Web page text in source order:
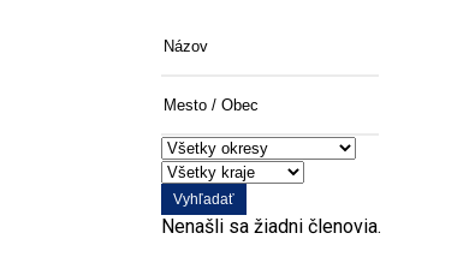
/
Obec
Vyhľadať
Nenašli sa žiadni členovia.